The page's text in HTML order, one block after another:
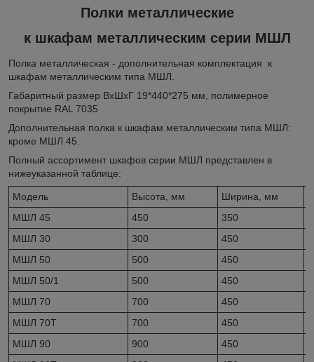
Полки металлические
к шкафам металлическим серии МШЛ
Полка металлическая - дополнительная комплектация к
шкафам металлическим типа МШЛ.
Габаритный размер ВхШхГ 19*440*275 мм, полимерное
покрытие RAL 7035
Дополнительная полка к шкафам металлическим типа МШЛ:
кроме МШЛ 45.
Полный ассортимент шкафов серии МШЛ представлен в
нижеуказанной таблице:
Модель Высота, мм Ширина, мм
МШЛ 45
450 350
МШЛ 30
300 450
МШЛ 50
500 450
МШЛ 50/1
500 450
МШЛ 70
700 450
МШЛ 70Т
700 450
МШЛ 90
900 450